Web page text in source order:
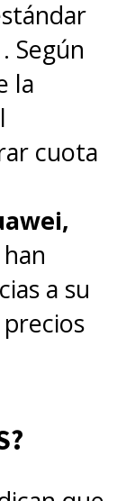
Según
la
cuota
a su